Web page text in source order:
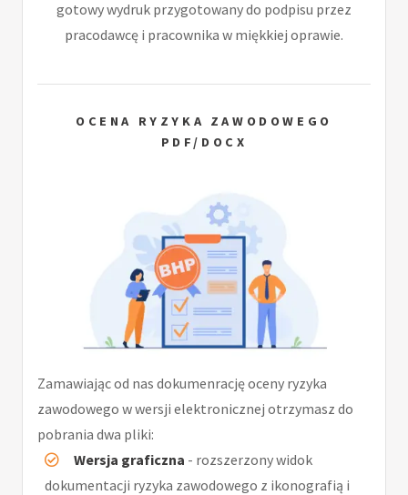
gotowy wydruk przygotowany do podpisu przez
pracodawcę i pracownika w miękkiej oprawie.
OCENA RYZYKA ZAWODOWEGO
PDF/DOCX
Zamawiając od nas dokumenrację oceny ryzyka
zawodowego w wersji elektronicznej otrzymasz do
pobrania dwa pliki:
Wersja graficzna - rozszerzony widok
dokumentacji ryzyka zawodowego z ikonografią i